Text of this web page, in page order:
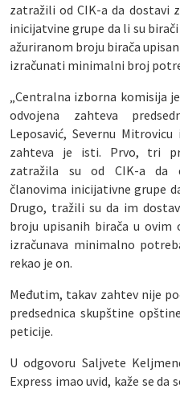
zatražili od CIK-a da dostavi
inicijatvine grupe da li su
ažuriranom broju birača
izračunati minimalni broj
„Centralna izborna komisija
odvojena zahteva
Leposavić, Severnu
zahteva je isti. Prvo, tri
zatražila su od CIK-a da
članovima inicijativne grupe
Drugo, tražili su da im
broju upisanih birača u ovim
izračunava minimalno
rekao je on.
Međutim, takav zahtev nije
predsednica skupštine
peticije.
U odgovoru Saljvete
Express imao uvid, kaže se da